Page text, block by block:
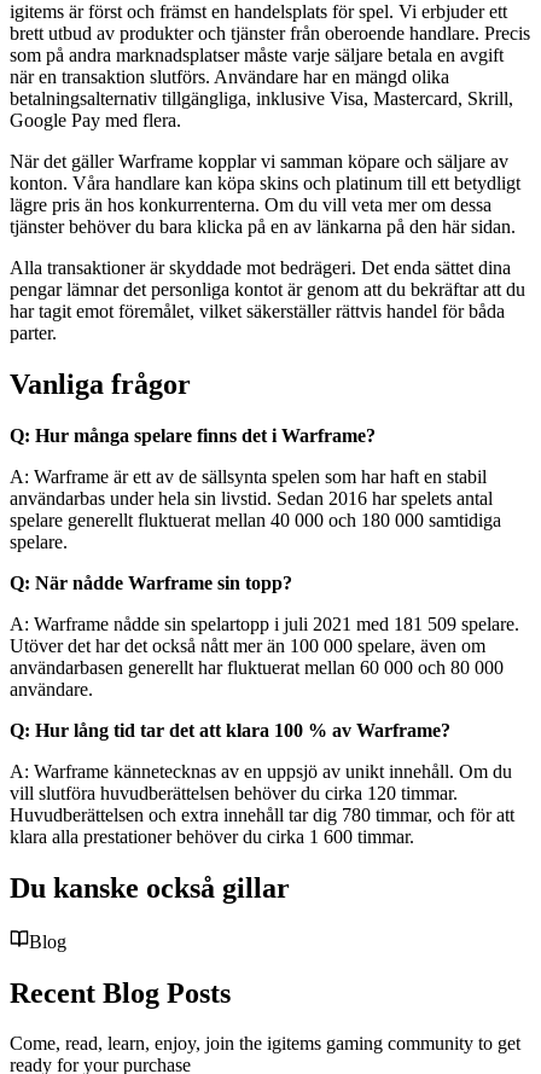
igitems är först och främst en handelsplats för spel. Vi erbjuder ett
brett utbud av produkter och tjänster från oberoende handlare. Precis
som på andra marknadsplatser måste varje säljare betala en avgift
när en transaktion slutförs. Användare har en mängd olika
betalningsalternativ tillgängliga, inklusive Visa, Mastercard, Skrill,
Google Pay med flera.
När det gäller Warframe kopplar vi samman köpare och säljare av
konton. Våra handlare kan köpa skins och platinum till ett betydligt
lägre pris än hos konkurrenterna. Om du vill veta mer om dessa
tjänster behöver du bara klicka på en av länkarna på den här sidan.
Alla transaktioner är skyddade mot bedrägeri. Det enda sättet dina
pengar lämnar det personliga kontot är genom att du bekräftar att du
har tagit emot föremålet, vilket säkerställer rättvis handel för båda
parter.
Vanliga frågor
Q: Hur många spelare finns det i Warframe?
A: Warframe är ett av de sällsynta spelen som har haft en stabil
användarbas under hela sin livstid. Sedan 2016 har spelets antal
spelare generellt fluktuerat mellan 40 000 och 180 000 samtidiga
spelare.
Q: När nådde Warframe sin topp?
A: Warframe nådde sin spelartopp i juli 2021 med 181 509 spelare.
Utöver det har det också nått mer än 100 000 spelare, även om
användarbasen generellt har fluktuerat mellan 60 000 och 80 000
användare.
Q: Hur lång tid tar det att klara 100 % av Warframe?
A: Warframe kännetecknas av en uppsjö av unikt innehåll. Om du
vill slutföra huvudberättelsen behöver du cirka 120 timmar.
Huvudberättelsen och extra innehåll tar dig 780 timmar, och för att
klara alla prestationer behöver du cirka 1 600 timmar.
Du kanske också gillar
Blog
Recent Blog Posts
Come, read, learn, enjoy, join the igitems gaming community to get
ready for your purchase